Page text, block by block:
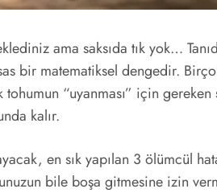
ama saksıda tık yok…
bir matematiksel dengedir.
tohumun “uyanması” için gereken
kalır.
en sık yapılan 3 ölümcül
bile boşa gitmesine izin